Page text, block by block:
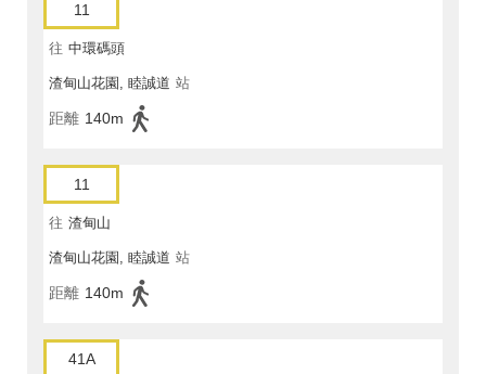
11
往 中環碼頭
渣甸山花園, 睦誠道 站
距離 140m
11
往 渣甸山
渣甸山花園, 睦誠道 站
距離 140m
41A